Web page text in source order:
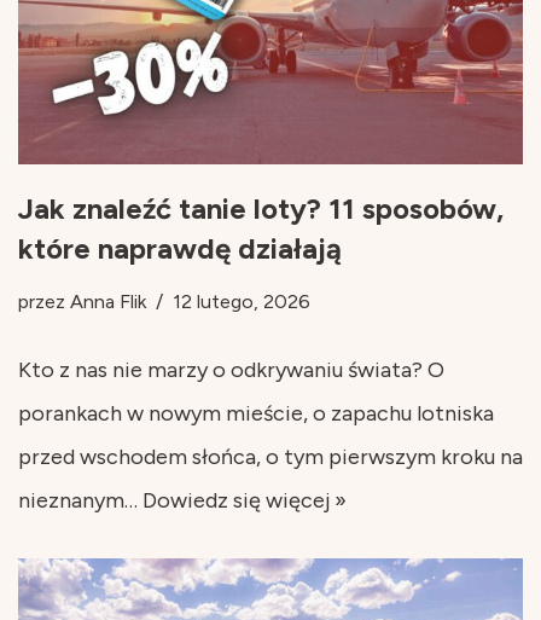
Jak znaleźć tanie loty? 11 sposobów,
które naprawdę działają
przez Anna Flik 12 lutego, 2026
Kto z nas nie marzy o odkrywaniu świata? O
porankach w nowym mieście, o zapachu lotniska
przed wschodem słońca, o tym pierwszym kroku na
nieznanym… Dowiedz się więcej »